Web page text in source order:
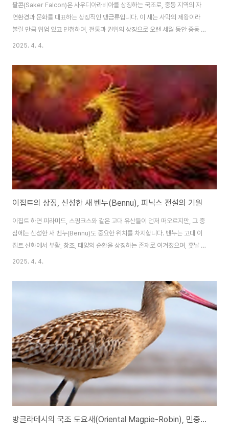
팔콘(Saker Falcon)은 사우디아라비아를 상징하는 국조로, 중동 지역의 자
연환경과 문화를 대표하는 상징적인 맹금류입니다. 이 새는 사막의 제왕이라
불릴 만큼 위엄 있고 민첩하며, 전통과 권위의 상징으로 오랜 세월 동안 중동 아
랍 국가들의 자부심이 되어 왔습니다. 본 글에서는 팔콘의 생태, 문화적 의미,
(Saker Falcon)은 어떤 새인가?팔콘은 매과에 속하는 맹금류로, 학명은
Falco cherrug입니다. 사막과 초원 지역에 널리 분포하며, 크고 강력한 날개,
예리한 시력, 빠른 비행 속도를 자랑합니다. 특히 시속 300km를 넘나드는 급
강하 속도로 유명하며, 정밀한 사냥 능력으로 맹금류 중에서도 최고 수준으로
2025. 4. 4.
이집트의 상징, 신성한 새 벤누(Bennu), 피닉스 전설의 기원
이집트 하면 피라미드, 스핑크스와 같은 고대 유산들이 먼저 떠오르지만, 그 중
심에는 신성한 새 벤누(Bennu)도 중요한 위치를 차지합니다. 벤누는 고대 이
집트 신화에서 부활, 창조, 태양의 순환을 상징하는 존재로 여겨졌으며, 훗날 서
양 신화에서 등장하는 불사조 피닉스(Phoenix)의 기원으로도 널리 알려져 있
요한 상징적 새로, 주로 왜가리 형태로 묘사됩니다. 학자들에 따르면, 벤누는 실
제로 나일강 하류에서 서식하던 회색 왜가리(Grey Heron)에서 유래했을 가
능성이 높다고 보고 있습니다.2. 벤누의 신화적 의미벤누는 태양신 라(Ra)와
깊은 관련이 있으며, 창조의 첫 순간에 등장한 존재로 기록되어 있습니다. 전설
에 따..
2025. 4. 4.
방글라데시의 국조 도요새(Oriental Magpie-Robin), 민중과 가까운 새